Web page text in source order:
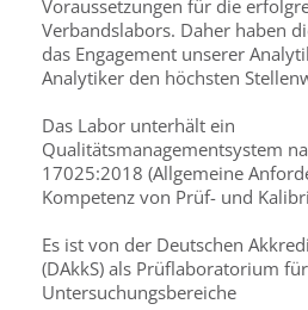
Voraussetzungen für die
Verbandslabors. Daher haben
das Engagement unserer
Analytiker den höchsten
Das Labor unterhält ein
Qualitätsmanagementsystem
17025:2018 (Allgemeine
Kompetenz von Prüf- und
Es ist von der Deutschen
(DAkkS) als Prüflaboratorium
Untersuchungsbereiche